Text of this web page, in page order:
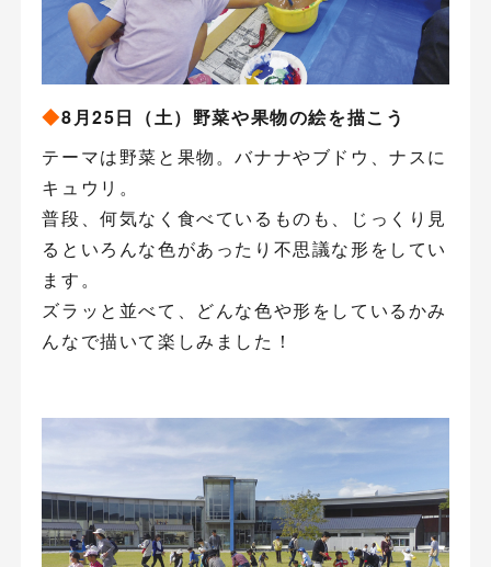
◆8月25日（土）野菜や果物の絵を描こう
テーマは野菜と果物。バナナやブドウ、ナスに
キュウリ。
普段、何気なく食べているものも、じっくり見
るといろんな色があったり不思議な形をしてい
ます。
ズラッと並べて、どんな色や形をしているかみ
んなで描いて楽しみました！